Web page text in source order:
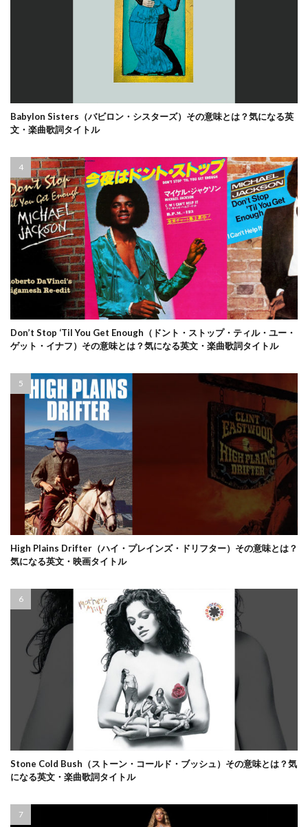
Babylon Sisters（バビロン・シスターズ）その意味とは？気になる英
文・楽曲歌詞タイトル
Don’t Stop ‘Til You Get Enough（ドント・ストップ・ティル・ユー・
ゲット・イナフ）その意味とは？気になる英文・楽曲歌詞タイトル
High Plains Drifter（ハイ・プレインズ・ドリフター）その意味とは？
気になる英文・映画タイトル
Stone Cold Bush（ストーン・コールド・ブッシュ）その意味とは？気
になる英文・楽曲歌詞タイトル